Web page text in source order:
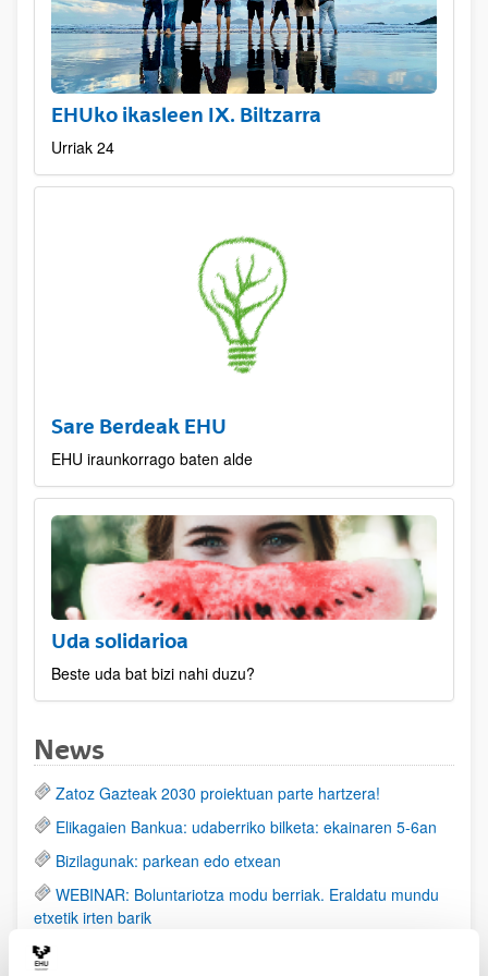
EHUko ikasleen IX. Biltzarra
Urriak 24
Sare Berdeak EHU
EHU iraunkorrago baten alde
Uda solidarioa
Beste uda bat bizi nahi duzu?
News
Zatoz Gazteak 2030 proiektuan parte hartzera!
Elikagaien Bankua: udaberriko bilketa: ekainaren 5-6an
Bizilagunak: parkean edo etxean
WEBINAR: Boluntariotza modu berriak. Eraldatu mundu
etxetik irten barik